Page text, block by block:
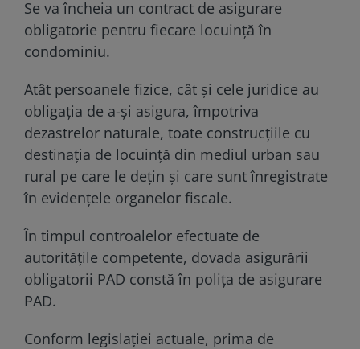
Se va încheia un contract de asigurare
obligatorie pentru fiecare locuință în
condominiu.
Atât persoanele fizice, cât și cele juridice au
obligația de a-și asigura, împotriva
dezastrelor naturale, toate construcțiile cu
destinația de locuință din mediul urban sau
rural pe care le dețin și care sunt înregistrate
în evidențele organelor fiscale.
În timpul controalelor efectuate de
autoritățile competente, dovada asigurării
obligatorii PAD constă în polița de asigurare
PAD.
Conform legislației actuale, prima de